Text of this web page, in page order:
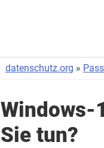
datenschutz.org
Windows-
Sie tun?